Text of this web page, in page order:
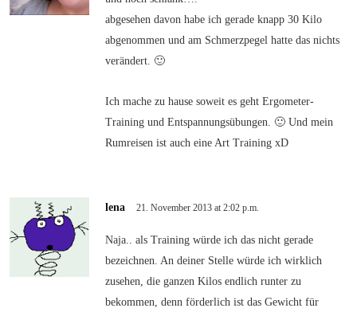
abgesehen davon habe ich gerade knapp 30 Kilo
abgenommen und am Schmerzpegel hatte das nichts
verändert. 🙂
Ich mache zu hause soweit es geht Ergometer-
Training und Entspannungsübungen. 🙂 Und mein
Rumreisen ist auch eine Art Training xD
lena 21. November 2013 at 2:02 p.m.
Naja.. als Training würde ich das nicht gerade
bezeichnen. An deiner Stelle würde ich wirklich
zusehen, die ganzen Kilos endlich runter zu
bekommen, denn förderlich ist das Gewicht für